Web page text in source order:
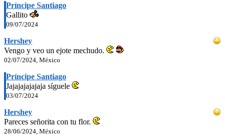
Príncipe Santiago
Gallito
09/07/2024
Hershey
Vengo y veo un ejote mechudo.
02/07/2024, México
Príncipe Santiago
Jajajajajajaja síguele
03/07/2024
Hershey
Pareces señorita con tu flor.
28/06/2024, México